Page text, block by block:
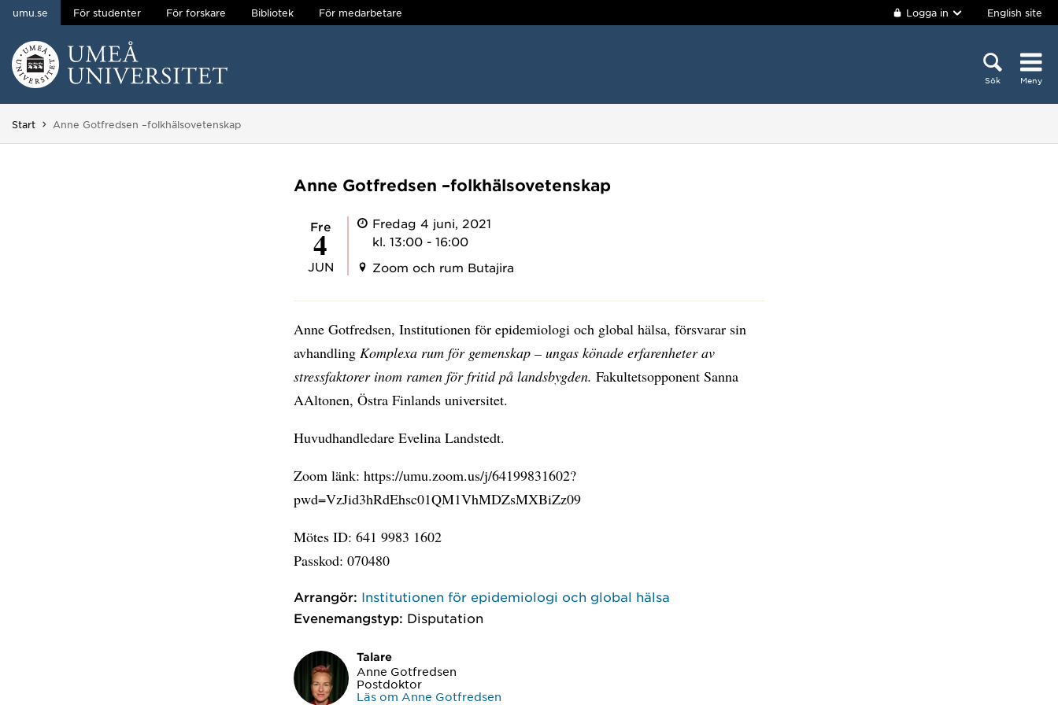
Hoppa direkt till innehållet
umu.se För studenter För forskare Bibliotek För medarbetare Logga in English site
Sök Meny
Start Du är här:
Anne Gotfredsen –folkhälsovetenskap
Anne Gotfredsen –folkhälsovetenskap
fre
4
JUN
Fredag 4 juni, 2021
kl. 13:00 - 16:00
Zoom och rum Butajira
Anne Gotfredsen, Institutionen för epidemiologi och global hälsa, försvarar sin
avhandling Komplexa rum för gemenskap – ungas könade erfarenheter av
stressfaktorer inom ramen för fritid på landsbygden.Fakultetsopponent Sanna
AAltonen, Östra Finlands universitet.
Huvudhandledare Evelina Landstedt.
Zoom länk: https://umu.zoom.us/j/64199831602?
pwd=VzJid3hRdEhsc01QM1VhMDZsMXBiZz09
Mötes ID: 641 9983 1602
Passkod: 070480
Arrangör: Institutionen för epidemiologi och global hälsa
Evenemangstyp: Disputation
Talare
Anne Gotfredsen
Postdoktor
Läs om Anne Gotfredsen